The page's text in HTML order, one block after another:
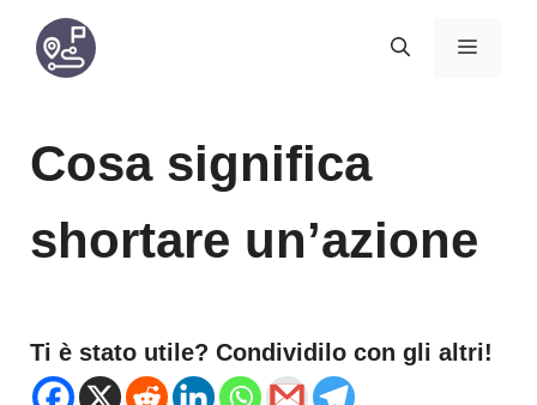
MENU
Cosa significa
shortare un’azione
Ti è stato utile? Condividilo con gli altri!